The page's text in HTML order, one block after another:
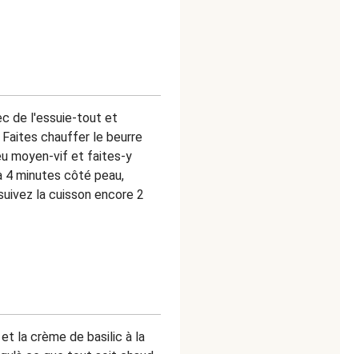
de l'essuie-tout et
chauffer le beurre
moyen-vif et faites-y
minutes côté peau,
la cuisson encore 2
la crème de basilic à la